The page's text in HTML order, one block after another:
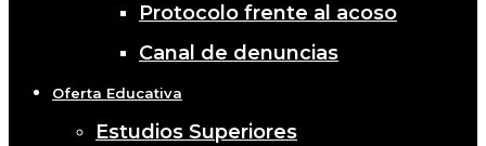
Protocolo frente al acoso
Canal de denuncias
Oferta Educativa
Estudios Superiores